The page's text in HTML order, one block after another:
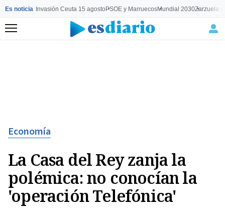
Es noticia Invasión Ceuta 15 agostoPSOE y MarruecosMundial 2030Zarzuela
Menú
Economía
La Casa del Rey zanja la
polémica: no conocían la
'operación Telefónica'